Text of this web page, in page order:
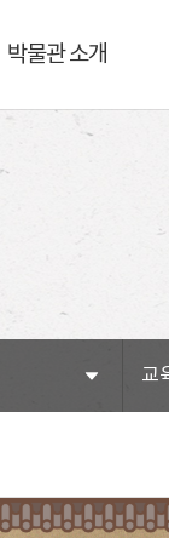
박물관 소개
교